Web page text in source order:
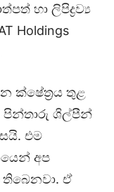
හා ලිපිද්‍රව්‍ය
Holdings
ක්ෂේත්‍රය තුළ
පින්තාරු ශිල්පීන්
එම
අප
තිබෙනවා. ඒ